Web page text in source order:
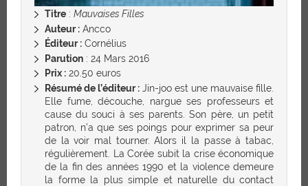
Titre : Mauvaises Filles
Auteur : Ancco
Éditeur : Cornélius
Parution : 24 Mars 2016
Prix : 20.50 euros
Résumé de l’éditeur : Jin-joo est une mauvaise fille.
Elle fume, découche, nargue ses professeurs et
cause du souci à ses parents. Son père, un petit
patron, n’a que ses poings pour exprimer sa peur
de la voir mal tourner. Alors il la passe à tabac,
régulièrement. La Corée subit la crise économique
de la fin des années 1990 et la violence demeure
la forme la plus simple et naturelle du contact